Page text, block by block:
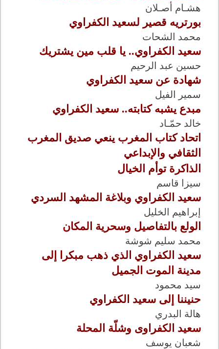
هشـام أصـلان
بورتريه قصير لسعيد الكفراوي
محمد الشحات
سعيد الكفراوي.. يا قلب مين يشتريك
حسين عبد الرحيم
شهادة عن سعيد الكفراوي
سمير الفيل
مبدع يشبه كتابته.. سعيد الكفراوي
خالد حمّـاد
اتحاد كتاب المغرب ينعي صديق المغرب
الثقافي والإبداعي
الذاكرة توأم الخيال
سيزا قاسم
سعيد الكفراوي وبلاغة المشهد السردي
إبراهيم الخليل
الولع بالتفاصيل وسحرية المكان
محمد سليم شوشة
سعيد الكفراوي الذي ذهب مبكرا إلى
مدينة الموت الجميل
سيد محمود
حنيننا إلى سعيد الكفراوي
هالة البدري
سعيد الكفراوى وشلّة المحلة
شعبان يوسف